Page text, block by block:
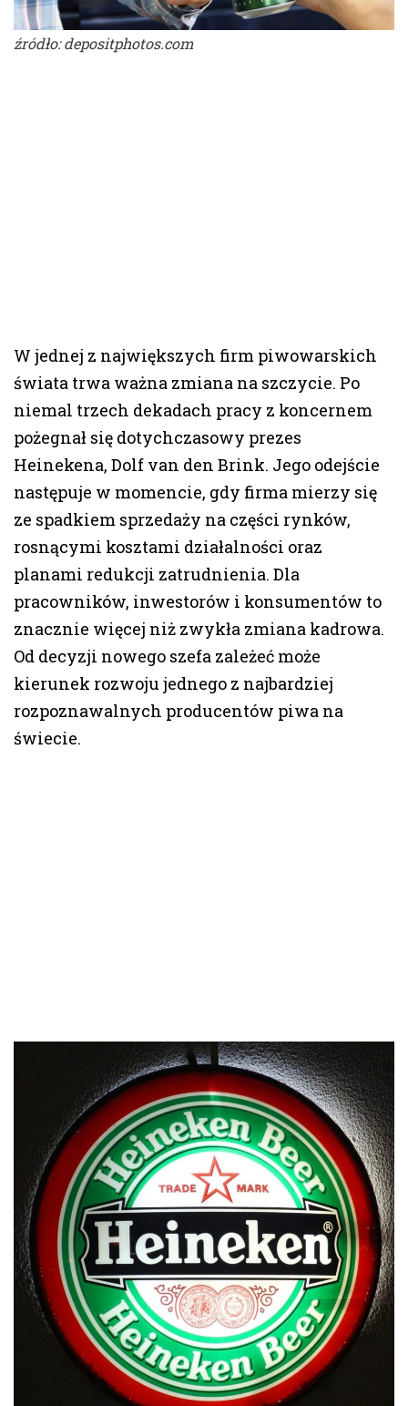
źródło: depositphotos.com
W jednej z największych firm piwowarskich
świata trwa ważna zmiana na szczycie. Po
niemal trzech dekadach pracy z koncernem
pożegnał się dotychczasowy prezes
Heinekena, Dolf van den Brink. Jego odejście
następuje w momencie, gdy firma mierzy się
ze spadkiem sprzedaży na części rynków,
rosnącymi kosztami działalności oraz
planami redukcji zatrudnienia. Dla
pracowników, inwestorów i konsumentów to
znacznie więcej niż zwykła zmiana kadrowa.
Od decyzji nowego szefa zależeć może
kierunek rozwoju jednego z najbardziej
rozpoznawalnych producentów piwa na
świecie.